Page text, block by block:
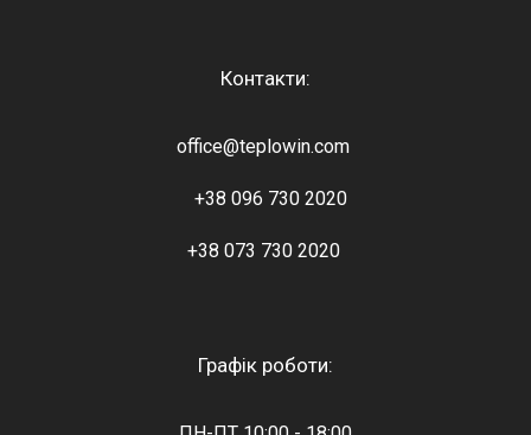
Контакти:
office@teplowin.com
+38 096 730 2020
+38 073 730 2020
Графік роботи: